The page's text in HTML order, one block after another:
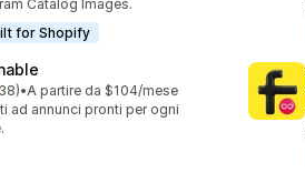
Catalog Images.
for Shopify
su 5
totali
•A partire da $104/mese
ad annunci pronti per ogni